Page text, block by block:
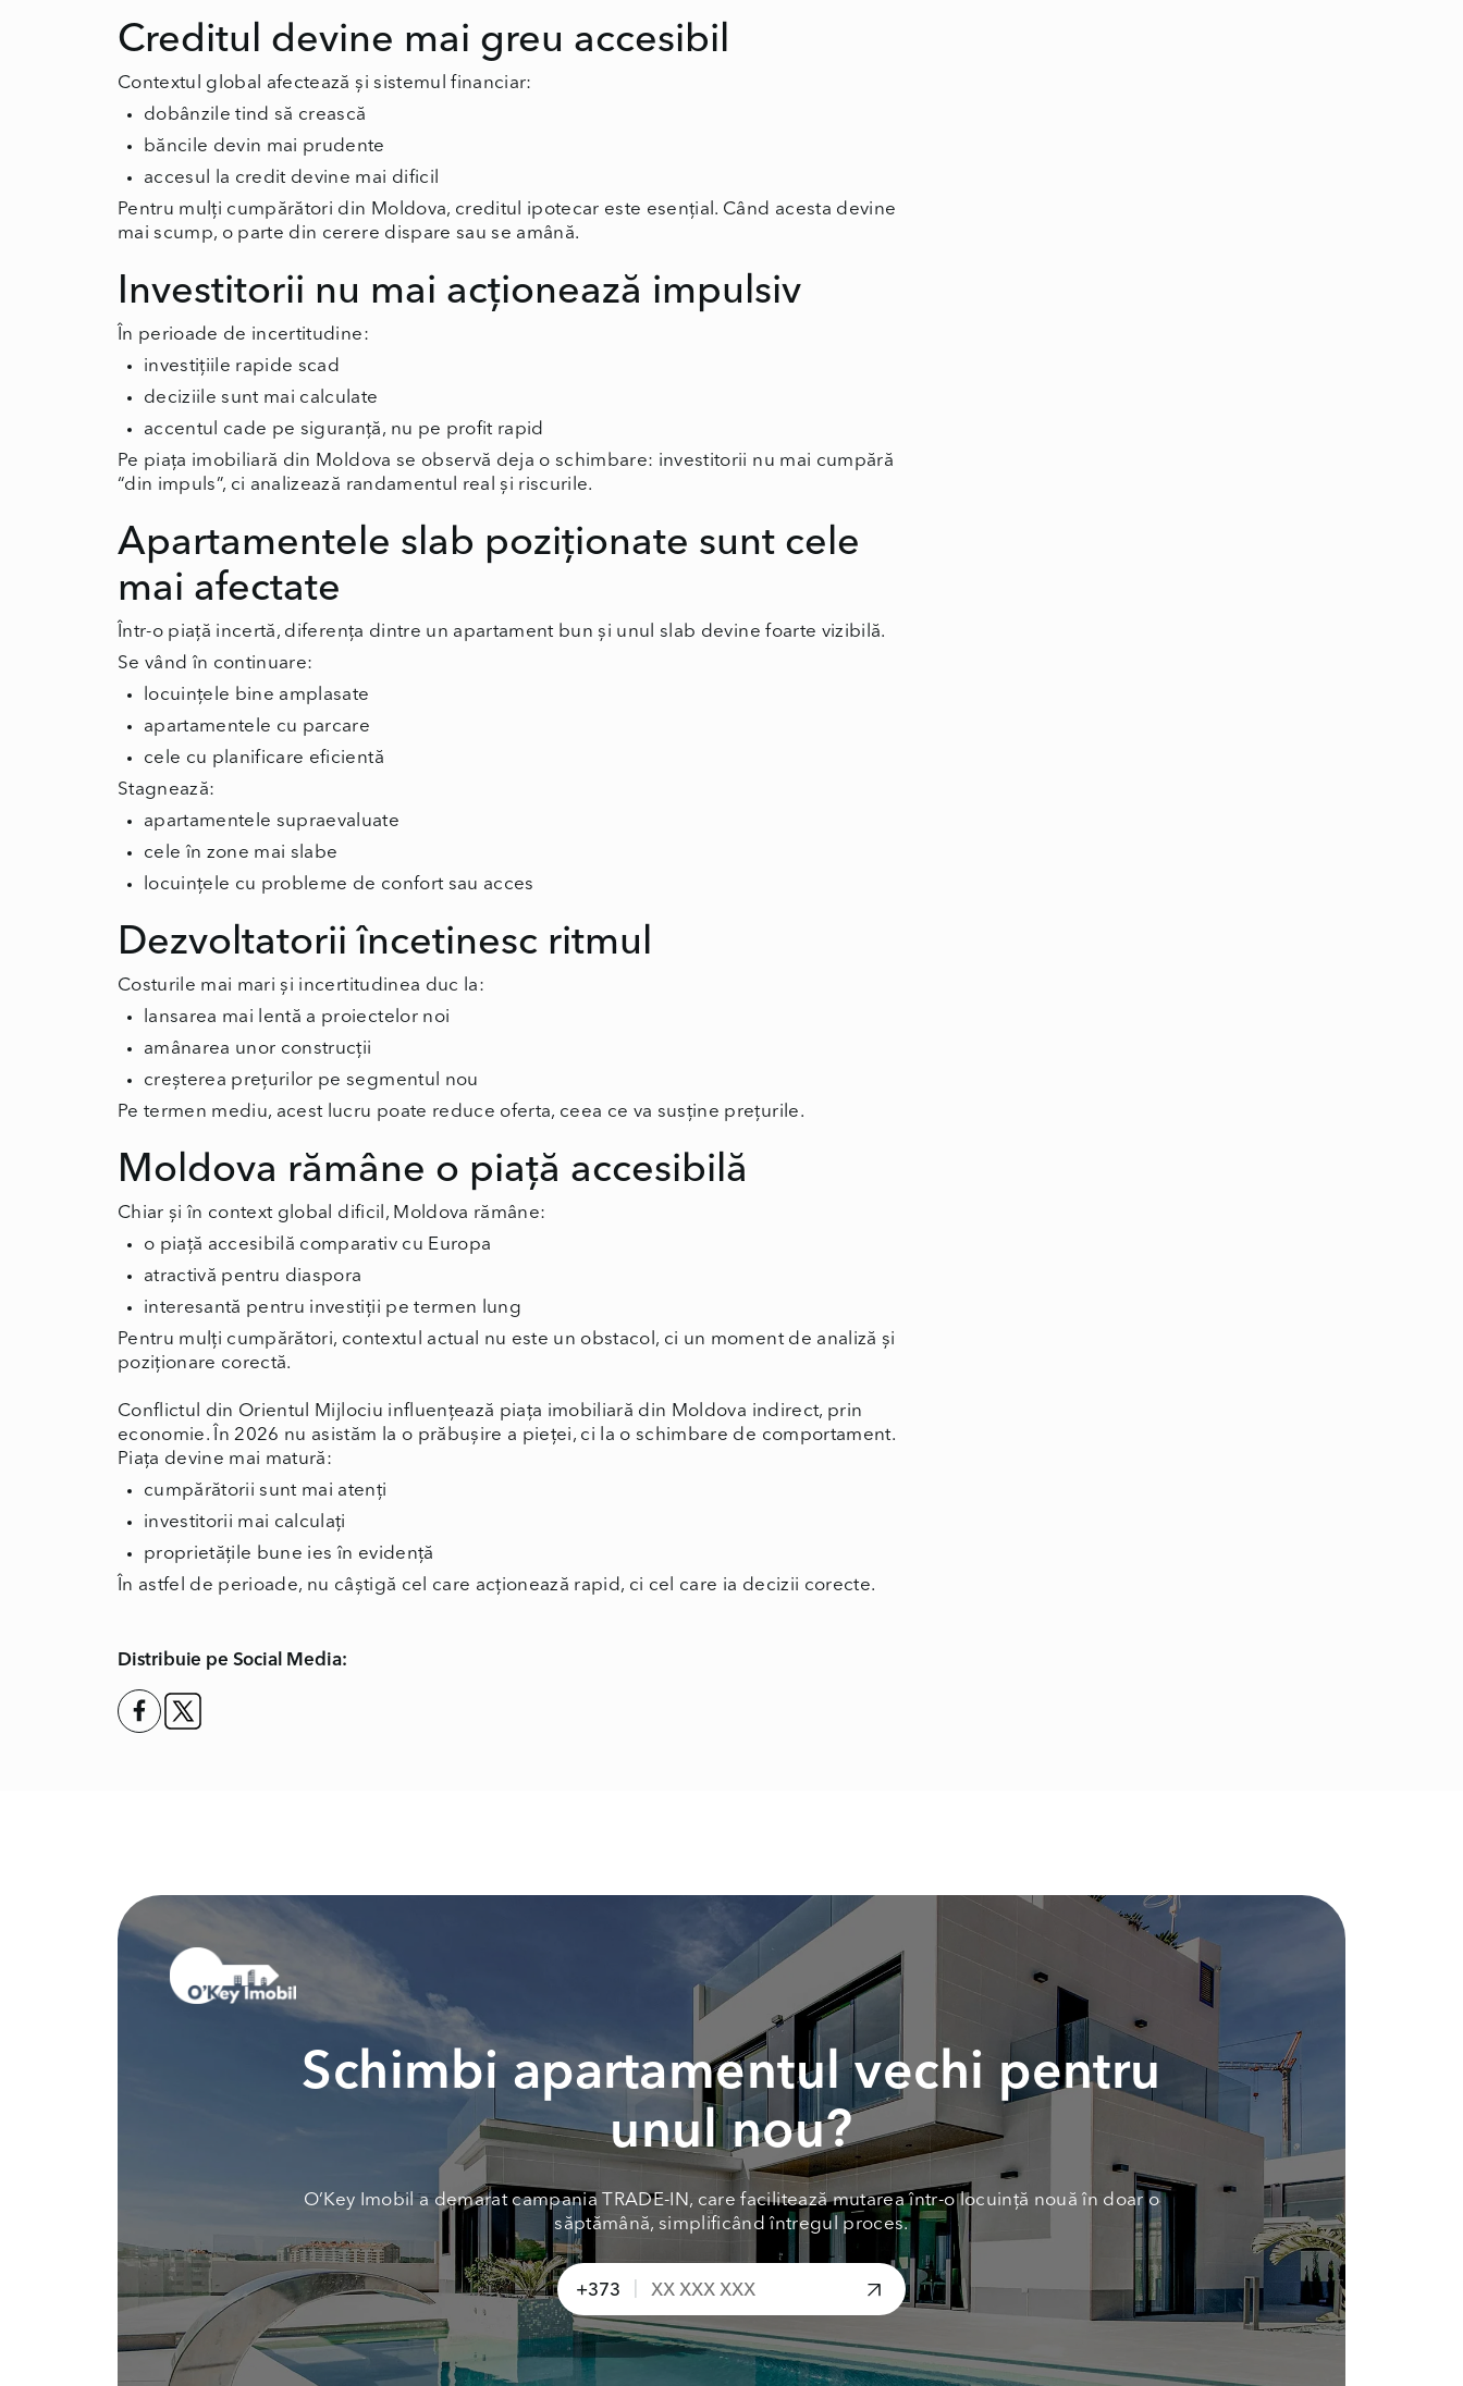
Creditul devine mai greu accesibil
Contextul global afectează și sistemul financiar:
dobânzile tind să crească
băncile devin mai prudente
accesul la credit devine mai dificil
Pentru mulți cumpărători din Moldova, creditul ipotecar este esențial. Când acesta devine
mai scump, o parte din cerere dispare sau se amână.
Investitorii nu mai acționează impulsiv
În perioade de incertitudine:
investițiile rapide scad
deciziile sunt mai calculate
accentul cade pe siguranță, nu pe profit rapid
Pe piața imobiliară din Moldova se observă deja o schimbare: investitorii nu mai cumpără
“din impuls”, ci analizează randamentul real și riscurile.
Apartamentele slab poziționate sunt cele
mai afectate
Într-o piață incertă, diferența dintre un apartament bun și unul slab devine foarte vizibilă.
Se vând în continuare:
locuințele bine amplasate
apartamentele cu parcare
cele cu planificare eficientă
Stagnează:
apartamentele supraevaluate
cele în zone mai slabe
locuințele cu probleme de confort sau acces
Dezvoltatorii încetinesc ritmul
Costurile mai mari și incertitudinea duc la:
lansarea mai lentă a proiectelor noi
amânarea unor construcții
creșterea prețurilor pe segmentul nou
Pe termen mediu, acest lucru poate reduce oferta, ceea ce va susține prețurile.
Moldova rămâne o piață accesibilă
Chiar și în context global dificil, Moldova rămâne:
o piață accesibilă comparativ cu Europa
atractivă pentru diaspora
interesantă pentru investiții pe termen lung
Pentru mulți cumpărători, contextul actual nu este un obstacol, ci un moment de analiză și
poziționare corectă.
Conflictul din Orientul Mijlociu influențează piața imobiliară din Moldova indirect, prin
economie. În 2026 nu asistăm la o prăbușire a pieței, ci la o schimbare de comportament.
Piața devine mai matură:
cumpărătorii sunt mai atenți
investitorii mai calculați
proprietățile bune ies în evidență
În astfel de perioade, nu câștigă cel care acționează rapid, ci cel care ia decizii corecte.
Distribuie pe Social Media:
Schimbi apartamentul vechi pentru
unul nou?
O’Key Imobil a demarat campania TRADE-IN, care facilitează mutarea într-o locuință nouă în doar o
săptămână, simplificând întregul proces.
+373